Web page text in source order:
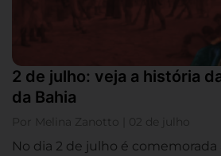
2 de julho: veja a história
da Bahia
Por Melina Zanotto | 02 de julho
No dia 2 de julho é